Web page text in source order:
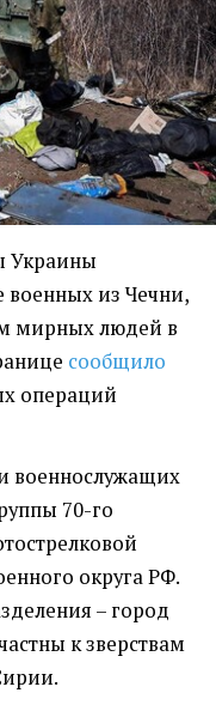
Украины
военных из Чечни,
мирных людей в
сообщило
операций
военнослужащих
70-го
округа РФ.
– город
к зверствам